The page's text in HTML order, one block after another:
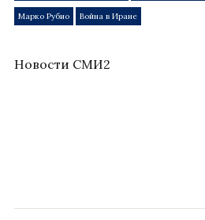
Марко Рубио Война в Иране
Новости СМИ2